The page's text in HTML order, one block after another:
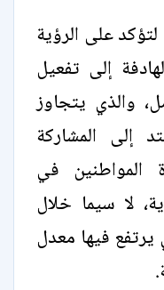
على الرؤية
إلى تفعيل
والذي يتجاوز
إلى المشاركة
المواطنين في
لا سيما خلال
يرتفع فيها معدل